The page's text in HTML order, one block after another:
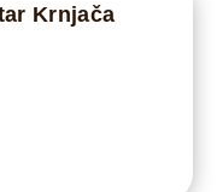
Krnjača